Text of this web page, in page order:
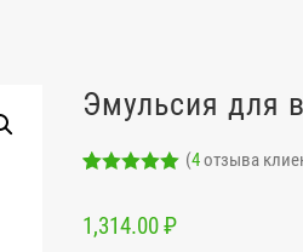
Эмульсия для
основе
опроса
(4отзыва
1,314.00₽